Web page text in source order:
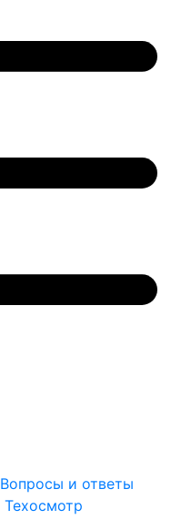
Вопросы и ответы
Техосмотр